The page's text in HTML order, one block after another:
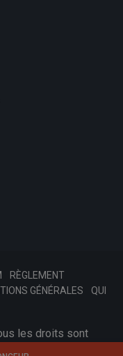
RÈGLEMENT
GÉNÉRALES
QUI
les droits sont
Tinast.fr